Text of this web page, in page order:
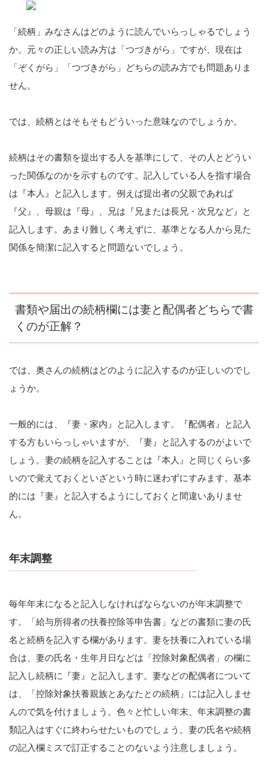
「続柄」みなさんはどのように読んでいらっしゃるでしょう
か。元々の正しい読み方は「つづきがら」ですが、現在は
「ぞくがら」「つづきがら」どちらの読み方でも問題ありま
せん。
では、続柄とはそもそもどういった意味なのでしょうか。
続柄はその書類を提出する人を基準にして、その人とどうい
った関係なのかを示すものです。記入している人を指す場合
は『本人』と記入します。例えば提出者の父親であれば
『父』、母親は『母』、兄は『兄または長兄・次兄など』と
記入します。あまり難しく考えずに、基準となる人から見た
関係を簡潔に記入すると問題ないでしょう。
書類や届出の続柄欄には妻と配偶者どちらで書
くのが正解？
では、奥さんの続柄はどのように記入するのが正しいのでし
ょうか。
一般的には、『妻・家内』と記入します。『配偶者』と記入
する方もいらっしゃいますが、『妻』と記入するのがよいで
しょう。妻の続柄を記入することは『本人』と同じくらい多
いので覚えておくといざという時に迷わずにすみます。基本
的には『妻』と記入するようにしておくと間違いありませ
ん。
年末調整
毎年年末になると記入しなければならないのが年末調整で
す。「給与所得者の扶養控除等申告書」などの書類に妻の氏
名と続柄を記入する欄があります。妻を扶養に入れている場
合は、妻の氏名・生年月日などは「控除対象配偶者」の欄に
記入し続柄に『妻』と記入します。妻などの配偶者について
は、「控除対象扶養親族とあなたとの続柄」には記入しませ
んので気を付けましょう。色々と忙しい年末、年末調整の書
類記入はすぐに終わらせたいものでしょう。妻の氏名や続柄
の記入欄ミスで訂正することのないよう注意しましょう。